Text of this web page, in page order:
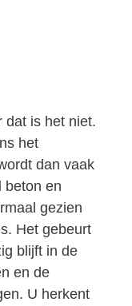
dat is het niet.
het
dan vaak
beton en
gezien
Het gebeurt
blijft in de
en de
U herkent